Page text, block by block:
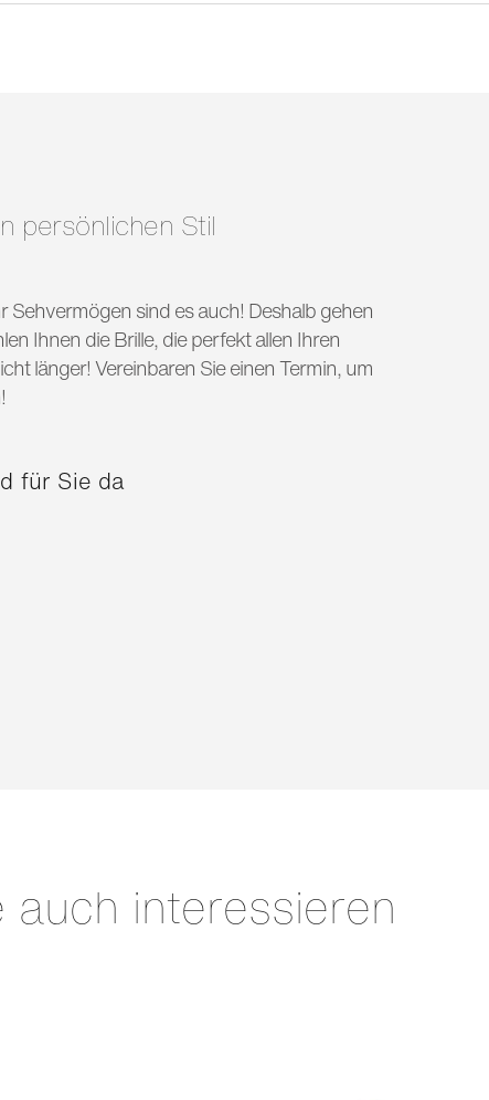
persönlichen Stil
Sehvermögen sind es auch! Deshalb gehen
Ihnen die Brille, die perfekt allen Ihren
länger! Vereinbaren Sie einen Termin, um
für Sie da
auch interessieren